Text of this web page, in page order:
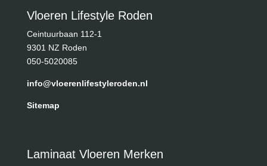
Vloeren Lifestyle Roden
Ceintuurbaan 112-1
9301 NZ Roden
050-5020085
info@vloerenlifestyleroden.nl
Sitemap
Laminaat Vloeren Merken